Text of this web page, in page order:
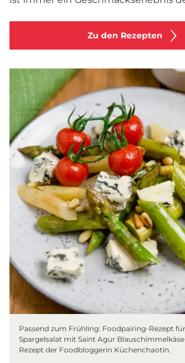
Zu den Rezepten
Passend zum Frühling: Foodpairing-Rezept
Spargelsalat mit Saint Agur
Rezept der Foodbloggerin Küchenchaotin.